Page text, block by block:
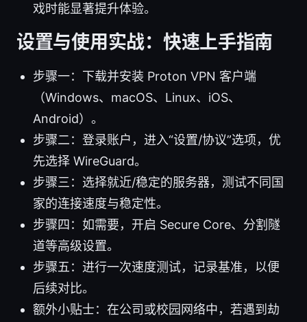
戏时能显著提升体验。
设置与使用实战：快速上手指南
步骤一：下载并安装 Proton VPN 客户端
（Windows、macOS、Linux、iOS、
Android）。
步骤二：登录账户，进入“设置/协议”选项，优
先选择 WireGuard。
步骤三：选择就近/稳定的服务器，测试不同国
家的连接速度与稳定性。
步骤四：如需要，开启 Secure Core、分割隧
道等高级设置。
步骤五：进行一次速度测试，记录基准，以便
后续对比。
额外小贴士：在公司或校园网络中，若遇到劫